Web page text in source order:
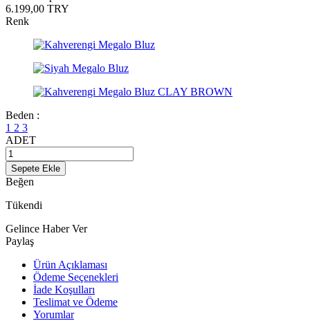
6.199,00 TRY
Renk
Beden :
1 2 3
ADET
Sepete Ekle
Beğen
Tükendi
Gelince Haber Ver
Paylaş
Ürün Açıklaması
Ödeme Seçenekleri
İade Koşulları
Teslimat ve Ödeme
Yorumlar